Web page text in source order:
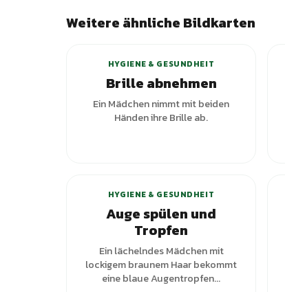
Weitere ähnliche Bildkarten
HYGIENE & GESUNDHEIT
Brille abnehmen
Ein Mädchen nimmt mit beiden
Händen ihre Brille ab.
HYGIENE & GESUNDHEIT
Auge spülen und
Tropfen
Ein lächelndes Mädchen mit
lockigem braunem Haar bekommt
eine blaue Augentropfen...